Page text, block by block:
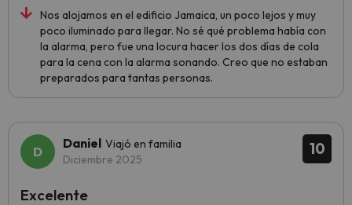
Nos alojamos en el edificio Jamaica, un poco lejos y muy
poco iluminado para llegar. No sé qué problema había con
la alarma, pero fue una locura hacer los dos días de cola
para la cena con la alarma sonando. Creo que no estaban
preparados para tantas personas.
10
Daniel Viajó en familia
Diciembre 2025
Excelente